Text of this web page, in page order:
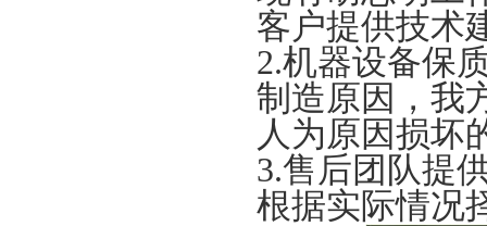
客户提供技术
2.机器设备保
制造原因，我
人为原因损坏
3.售后团队提
根据实际情况